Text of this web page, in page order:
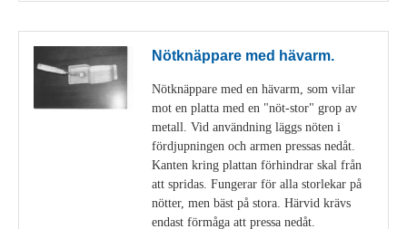
Nötknäppare med hävarm.
Nötknäppare med en hävarm, som vilar
mot en platta med en "nöt-stor" grop av
metall. Vid användning läggs nöten i
fördjupningen och armen pressas nedåt.
Kanten kring plattan förhindrar skal från
att spridas. Fungerar för alla storlekar på
nötter, men bäst på stora. Härvid krävs
endast förmåga att pressa nedåt.